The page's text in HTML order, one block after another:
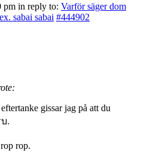
pm in reply to: Varför säger dom
sabai sabai #444902
gissar jag på att du
.
rop.